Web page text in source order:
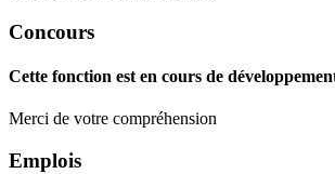
Concours
Cette fonction est en cours de
Merci de votre compréhension
Emplois